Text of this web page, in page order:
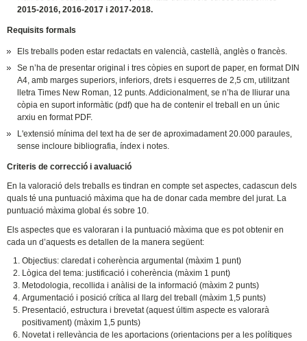
2015-2016, 2016-2017 i 2017-2018.
Requisits formals
Els treballs poden estar redactats en valencià, castellà, anglès o francès.
Se n’ha de presentar original i tres còpies en suport de paper, en format DIN
A4, amb marges superiors, inferiors, drets i esquerres de 2,5 cm, utilitzant
lletra Times New Roman, 12 punts. Addicionalment, se n’ha de lliurar una
còpia en suport informàtic (pdf) que ha de contenir el treball en un únic
arxiu en format PDF.
L'extensió mínima del text ha de ser de aproximadament 20.000 paraules,
sense incloure bibliografia, índex i notes.
Criteris de correcció i avaluació
En la valoració dels treballs es tindran en compte set aspectes, cadascun dels
quals té una puntuació màxima que ha de donar cada membre del jurat. La
puntuació màxima global és sobre 10.
Els aspectes que es valoraran i la puntuació màxima que es pot obtenir en
cada un d’aquests es detallen de la manera següent:
Objectius: claredat i coherència argumental (màxim 1 punt)
Lògica del tema: justificació i coherència (màxim 1 punt)
Metodologia, recollida i anàlisi de la informació (màxim 2 punts)
Argumentació i posició crítica al llarg del treball (màxim 1,5 punts)
Presentació, estructura i brevetat (aquest últim aspecte es valorarà
positivament) (màxim 1,5 punts)
Novetat i rellevància de les aportacions (orientacions per a les polítiques